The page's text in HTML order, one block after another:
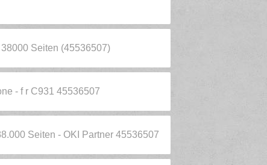
Seiten (45536507)
- f r C931 45536507
Seiten - OKI Partner 45536507